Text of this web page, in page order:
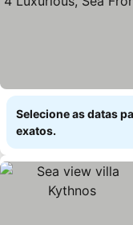
Selecione as datas
exatos.